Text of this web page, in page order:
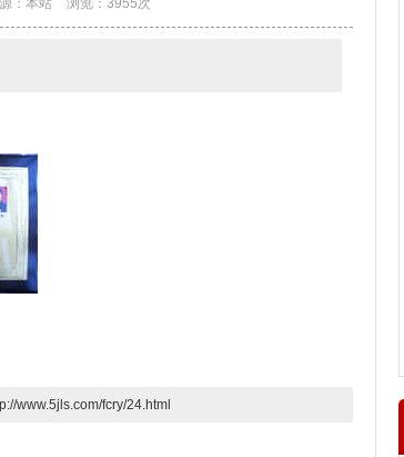
：本站 浏览：3955次
www.5jls.com/fcry/24.html